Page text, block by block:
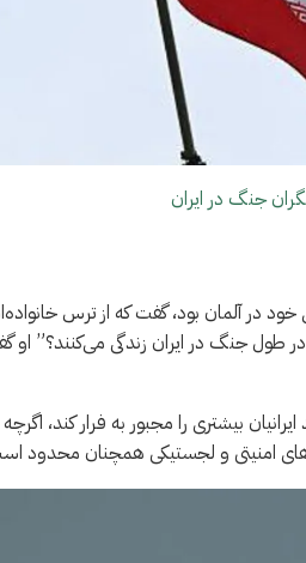
جنگ در ایران
برای عروسی خود در آلمان بود، گفت که از ترس
طول جنگ در ایران زندگی می‌کنند؟” او
بیشتری را مجبور به فرار کند،
امنیتی و لجستیکی همچنان محدود